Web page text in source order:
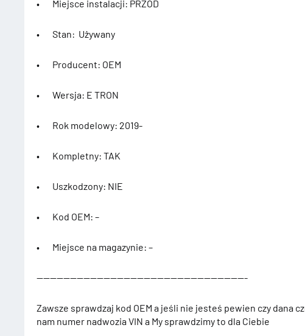
• Miejsce instalacji: PRZÓD
• Stan: Używany
• Producent: OEM
• Wersja: E TRON
• Rok modelowy: 2019-
• Kompletny: TAK
• Uszkodzony: NIE
• Kod OEM: –
• Miejsce na magazynie: –
———————————————————————————————-
Zawsze sprawdzaj kod OEM a jeśli nie jesteś pewien czy dana
nam numer nadwozia VIN a My sprawdzimy to dla Ciebie